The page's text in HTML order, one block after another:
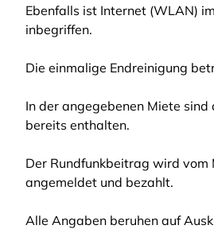
Ebenfalls ist Internet (WLAN)
inbegriffen.
Die einmalige Endreinigung
In der angegebenen Miete sind
bereits enthalten.
Der Rundfunkbeitrag wird vom
angemeldet und bezahlt.
Alle Angaben beruhen auf